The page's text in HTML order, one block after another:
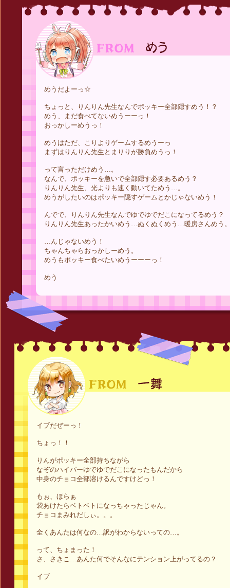
めうだよーっ☆
ちょっと、りんりん先生なんでポッキー全部隠すめう！？
めう、まだ食べてないめうーーっ！
おっかしーめうっ！
めうはただ、こりよりゲームするめうーっ
まずはりんりん先生とまりりが勝負めうっ！
って言っただけめう…。
なんで、ポッキーを急いで全部隠す必要あるめう？
りんりん先生、光よりも速く動いてためう…。
めうがしたいのはポッキー隠すゲームとかじゃないめう！
んでで、りんりん先生なんでゆでゆでだこになってるめう？
りんりん先生あったかいめう…ぬくぬくめう…暖房さんめう
…んじゃないめう！
ちゃんちゃらおっかしーめう。
めうもポッキー食べたいめうーーーっ！
めう
イブだぜーっ！
ちょっ！！
りんがポッキー全部持ちながら
なぞのハイパーゆでゆでだこになったもんだから
中身のチョコ全部溶けるんですけどっ！
もぉ、ほらぁ
袋あけたらベトベトになっちゃったじゃん。
チョコまみれだしぃ。。。
全くあんたは何なの…訳がわからないっての…。
って、ちょまった！
さ、さきこ…あんた何でそんなにテンション上がってるの？
イブ